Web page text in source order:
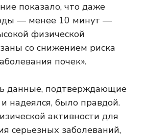
показало, что даже
— менее 10 минут —
физической
со снижением риска
почек».
данные, подтверждающие
надеялся, было правдой.
активности для
серьезных заболеваний,